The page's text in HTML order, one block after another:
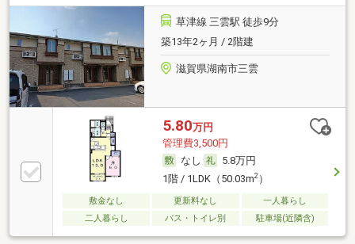
草津線 三雲駅 徒歩9分
築13年2ヶ月 / 2階建
滋賀県湖南市三雲
5.80万円
管理費3,500円
なし
5.8万円
1階 / 1LDK（50.03m2）
敷金なし 更新料なし
一人暮らし
二人暮らし
バス・トイレ別 駐車場(近隣含)